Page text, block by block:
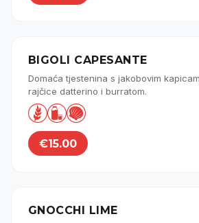
BIGOLI CAPESANTE
Domaća tjestenina s jakobovim
rajčice datterino i burratom.

€15.00
GNOCCHI LIME